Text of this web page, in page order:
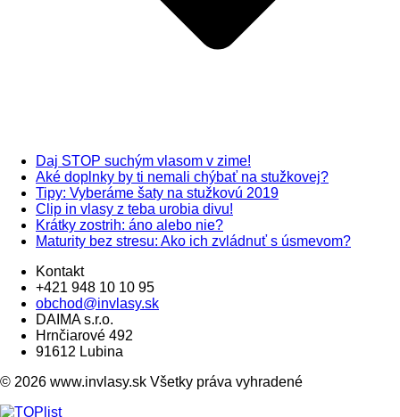
Daj STOP suchým vlasom v zime!
Aké doplnky by ti nemali chýbať na stužkovej?
Tipy: Vyberáme šaty na stužkovú 2019
Clip in vlasy z teba urobia divu!
Krátky zostrih: áno alebo nie?
Maturity bez stresu: Ako ich zvládnuť s úsmevom?
Kontakt
+421 948 10 10 95
obchod@invlasy.sk
DAIMA s.r.o.
Hrnčiarové 492
91612 Lubina
© 2026 www.invlasy.sk Všetky práva vyhradené